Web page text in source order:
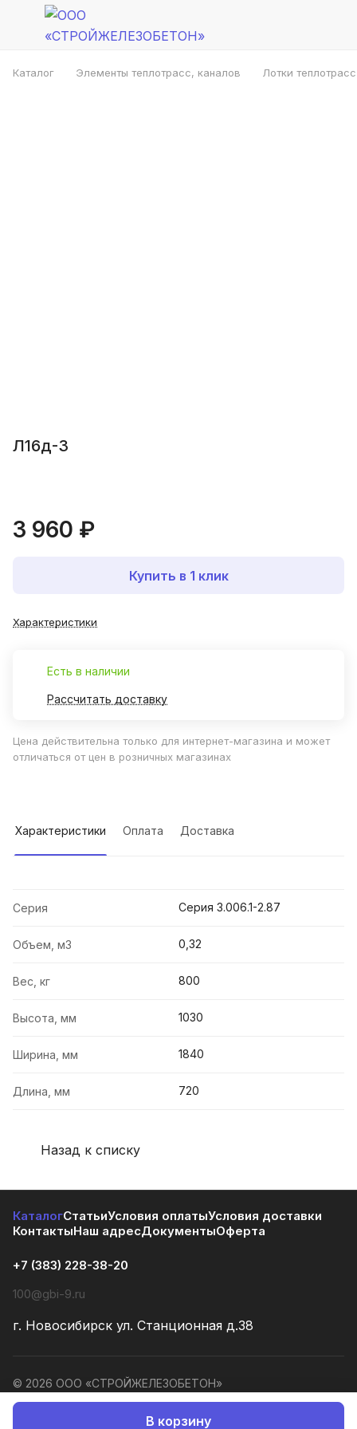
Каталог Элементы теплотрасс, каналов Лотки теплотрасс
Л16д-3
3 960 ₽
В корзину
Купить в 1 клик
Характеристики
Есть в наличии
Рассчитать доставку
Цена действительна только для интернет-магазина и может
отличаться от цен в розничных магазинах
Характеристики Оплата Доставка
Серия Серия 3.006.1-2.87
Объем, м3 0,32
Вес, кг 800
Высота, мм 1030
Ширина, мм 1840
Длина, мм 720
Назад к списку
КаталогСтатьиУсловия оплатыУсловия доставки
КонтактыНаш адресДокументыОферта
+7 (383) 228-38-20
100@gbi-9.ru
г. Новосибирск ул. Станционная д.38
© 2026 ООО «СТРОЙЖЕЛЕЗОБЕТОН»